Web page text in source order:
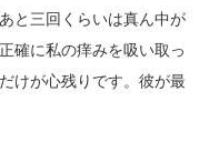
と三回くらいは真ん中が
確に私の痒みを吸い取っ
けが心残りです。彼が最